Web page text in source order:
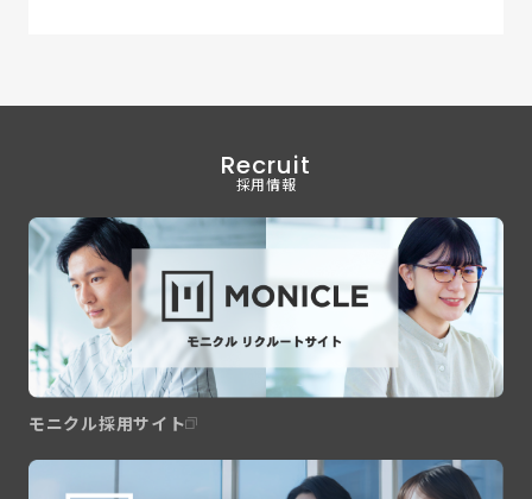
Recruit
採用情報
モニクル採用サイト